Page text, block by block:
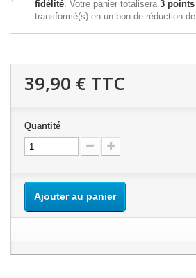
fidélité . Votre panier totalisera 3 points
transformé(s) en un bon de réduction de
39,90 € TTC
Quantité
Ajouter au panier